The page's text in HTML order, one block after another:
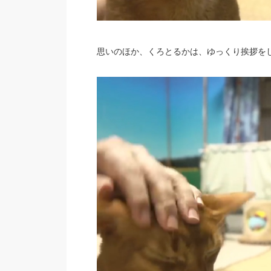
思いのほか、くろとるかは、ゆっくり挨拶を